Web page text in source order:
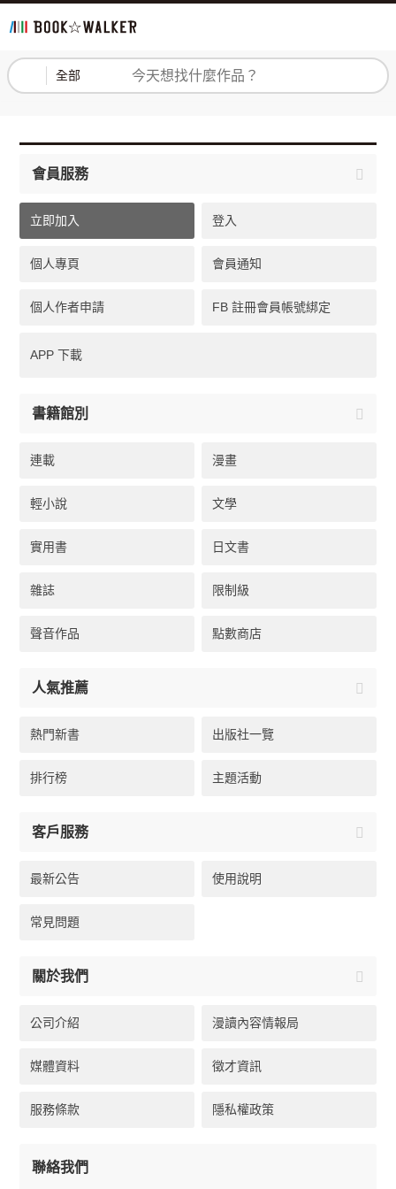
全部 登入 註冊
會員服務
立即加入 登入
個人專頁 會員通知
個人作者申請 FB 註冊會員帳號綁定
APP 下載
書籍館別
連載 漫畫
輕小說 文學
實用書 日文書
雜誌 限制級
聲音作品 點數商店
人氣推薦
熱門新書 出版社一覽
排行榜 主題活動
客戶服務
最新公告 使用說明
常見問題
關於我們
公司介紹 漫讀內容情報局
媒體資料 徵才資訊
服務條款 隱私權政策
聯絡我們